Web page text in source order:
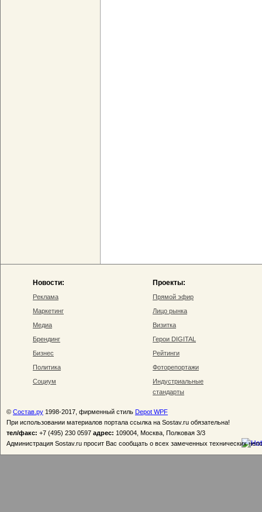
Новости:
Реклама
Маркетинг
Медиа
Брендинг
Бизнес
Политика
Социум
Проекты:
Прямой эфир
Лицо рынка
Визитка
Герои DIGITAL
Рейтинги
Фоторепортажи
Индустриальные
стандарты
© Состав.ру 1998-2017, фирменный стиль Depot WPF
При использовании материалов портала ссылка на Sostav.ru обязательна!
тел/факс: +7 (495) 230 0597 адрес: 109004, Москва, Полковая 3/3
Администрация Sostav.ru просит Вас сообщать о всех замеченных технических